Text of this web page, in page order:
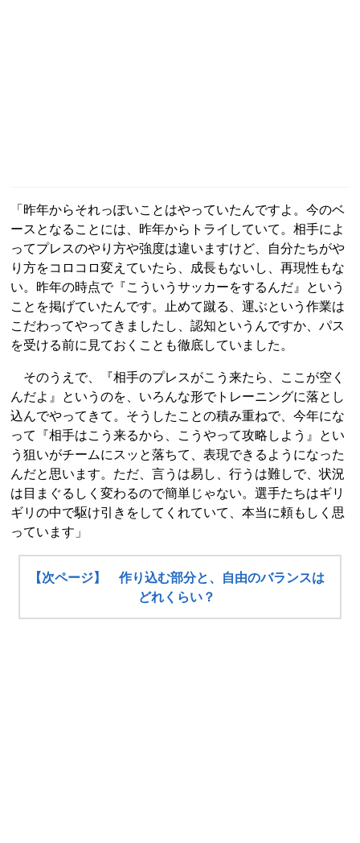
「昨年からそれっぽいことはやっていたんですよ。今のベ
ースとなることには、昨年からトライしていて。相手によ
ってプレスのやり方や強度は違いますけど、自分たちがや
り方をコロコロ変えていたら、成長もないし、再現性もな
い。昨年の時点で『こういうサッカーをするんだ』という
ことを掲げていたんです。止めて蹴る、運ぶという作業は
こだわってやってきましたし、認知というんですか、パス
を受ける前に見ておくことも徹底していました。
そのうえで、『相手のプレスがこう来たら、ここが空く
んだよ』というのを、いろんな形でトレーニングに落とし
込んでやってきて。そうしたことの積み重ねで、今年にな
って『相手はこう来るから、こうやって攻略しよう』とい
う狙いがチームにスッと落ちて、表現できるようになった
んだと思います。ただ、言うは易し、行うは難しで、状況
は目まぐるしく変わるので簡単じゃない。選手たちはギリ
ギリの中で駆け引きをしてくれていて、本当に頼もしく思
っています」
【次ページ】 作り込む部分と、自由のバランスは
どれくらい？